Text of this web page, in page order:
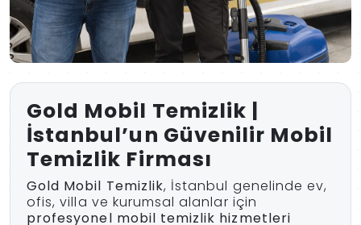
Gold Mobil Temizlik |
İstanbul’un Güvenilir Mobil
Temizlik Firması
Gold Mobil Temizlik, İstanbul genelinde ev,
ofis, villa ve kurumsal alanlar için
profesyonel mobil temizlik hizmetleri